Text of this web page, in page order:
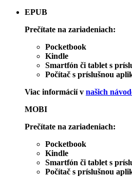
EPUB
Prečítate na zariadeniach:
Pocketbook
Kindle
Smartfón či tablet s
Počítač s príslušnou
Viac informácií v našich
MOBI
Prečítate na zariadeniach:
Pocketbook
Kindle
Smartfón či tablet s
Počítač s príslušnou